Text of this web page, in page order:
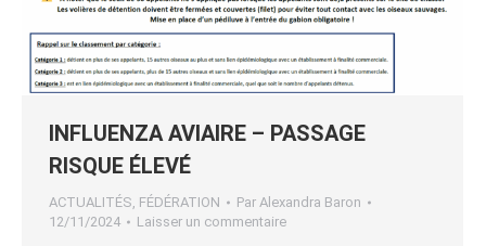
INFLUENZA AVIAIRE – PASSAGE
RISQUE ÉLEVÉ
ACTUALITÉS FÉDÉRATION Par Alexandra Baron
12/11/2024
Laisser un commentaire